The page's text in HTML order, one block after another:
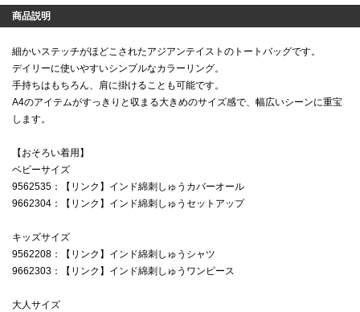
商品説明
細かいステッチがほどこされたアジアンテイストのトートバッグです。
デイリーに使いやすいシンプルなカラーリング。
手持ちはもちろん、肩に掛けることも可能です。
A4のアイテムがすっきりと収まる大きめのサイズ感で、幅広いシーンに重宝
します。
【おそろい着用】
ベビーサイズ
9562535：【リンク】インド綿刺しゅうカバーオール
9662304：【リンク】インド綿刺しゅうセットアップ
キッズサイズ
9562208：【リンク】インド綿刺しゅうシャツ
9662303：【リンク】インド綿刺しゅうワンピース
大人サイズ